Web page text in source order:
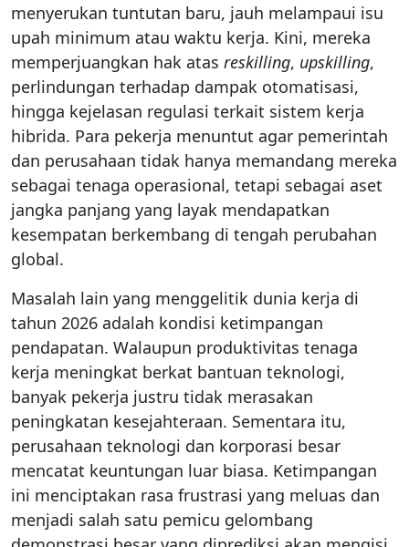
menyerukan tuntutan baru, jauh melampaui isu
upah minimum atau waktu kerja. Kini, mereka
memperjuangkan hak atas reskilling, upskilling,
perlindungan terhadap dampak otomatisasi,
hingga kejelasan regulasi terkait sistem kerja
hibrida. Para pekerja menuntut agar pemerintah
dan perusahaan tidak hanya memandang mereka
sebagai tenaga operasional, tetapi sebagai aset
jangka panjang yang layak mendapatkan
kesempatan berkembang di tengah perubahan
global.
Masalah lain yang menggelitik dunia kerja di
tahun 2026 adalah kondisi ketimpangan
pendapatan. Walaupun produktivitas tenaga
kerja meningkat berkat bantuan teknologi,
banyak pekerja justru tidak merasakan
peningkatan kesejahteraan. Sementara itu,
perusahaan teknologi dan korporasi besar
mencatat keuntungan luar biasa. Ketimpangan
ini menciptakan rasa frustrasi yang meluas dan
menjadi salah satu pemicu gelombang